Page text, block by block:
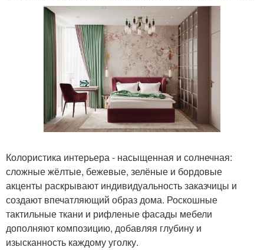
Колористика интерьера - насыщенная и солнечная:
сложные жёлтые, бежевые, зелёные и бордовые
акценты раскрывают индивидуальность заказчицы и
создают впечатляющий образ дома. Роскошные
тактильные ткани и рифленые фасады мебели
дополняют композицию, добавляя глубину и
изысканность каждому уголку.